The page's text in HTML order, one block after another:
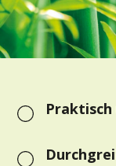
Praktisch